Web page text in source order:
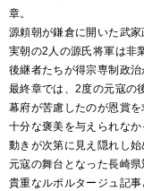
章。
源頼朝が鎌倉に開いた武
実朝の2人の源氏将軍は非
後継者たちが得宗専制政治
最終章では、2度の元寇の
幕府が苦慮したのが恩賞を
十分な褒美を与えられな
動きが次第に見え隠れし始
元寇の舞台となった長崎県
貴重なルポルタージュ記